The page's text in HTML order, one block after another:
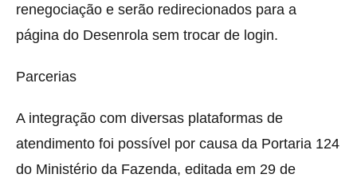
renegociação e serão redirecionados para a
página do Desenrola sem trocar de login.
Parcerias
A integração com diversas plataformas de
atendimento foi possível por causa da Portaria 124
do Ministério da Fazenda, editada em 29 de